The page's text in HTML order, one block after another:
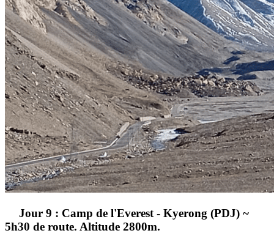
Jour 9 : Camp de l'Everest - Kyerong (PDJ) ~
5h30 de route. Altitude 2800m.